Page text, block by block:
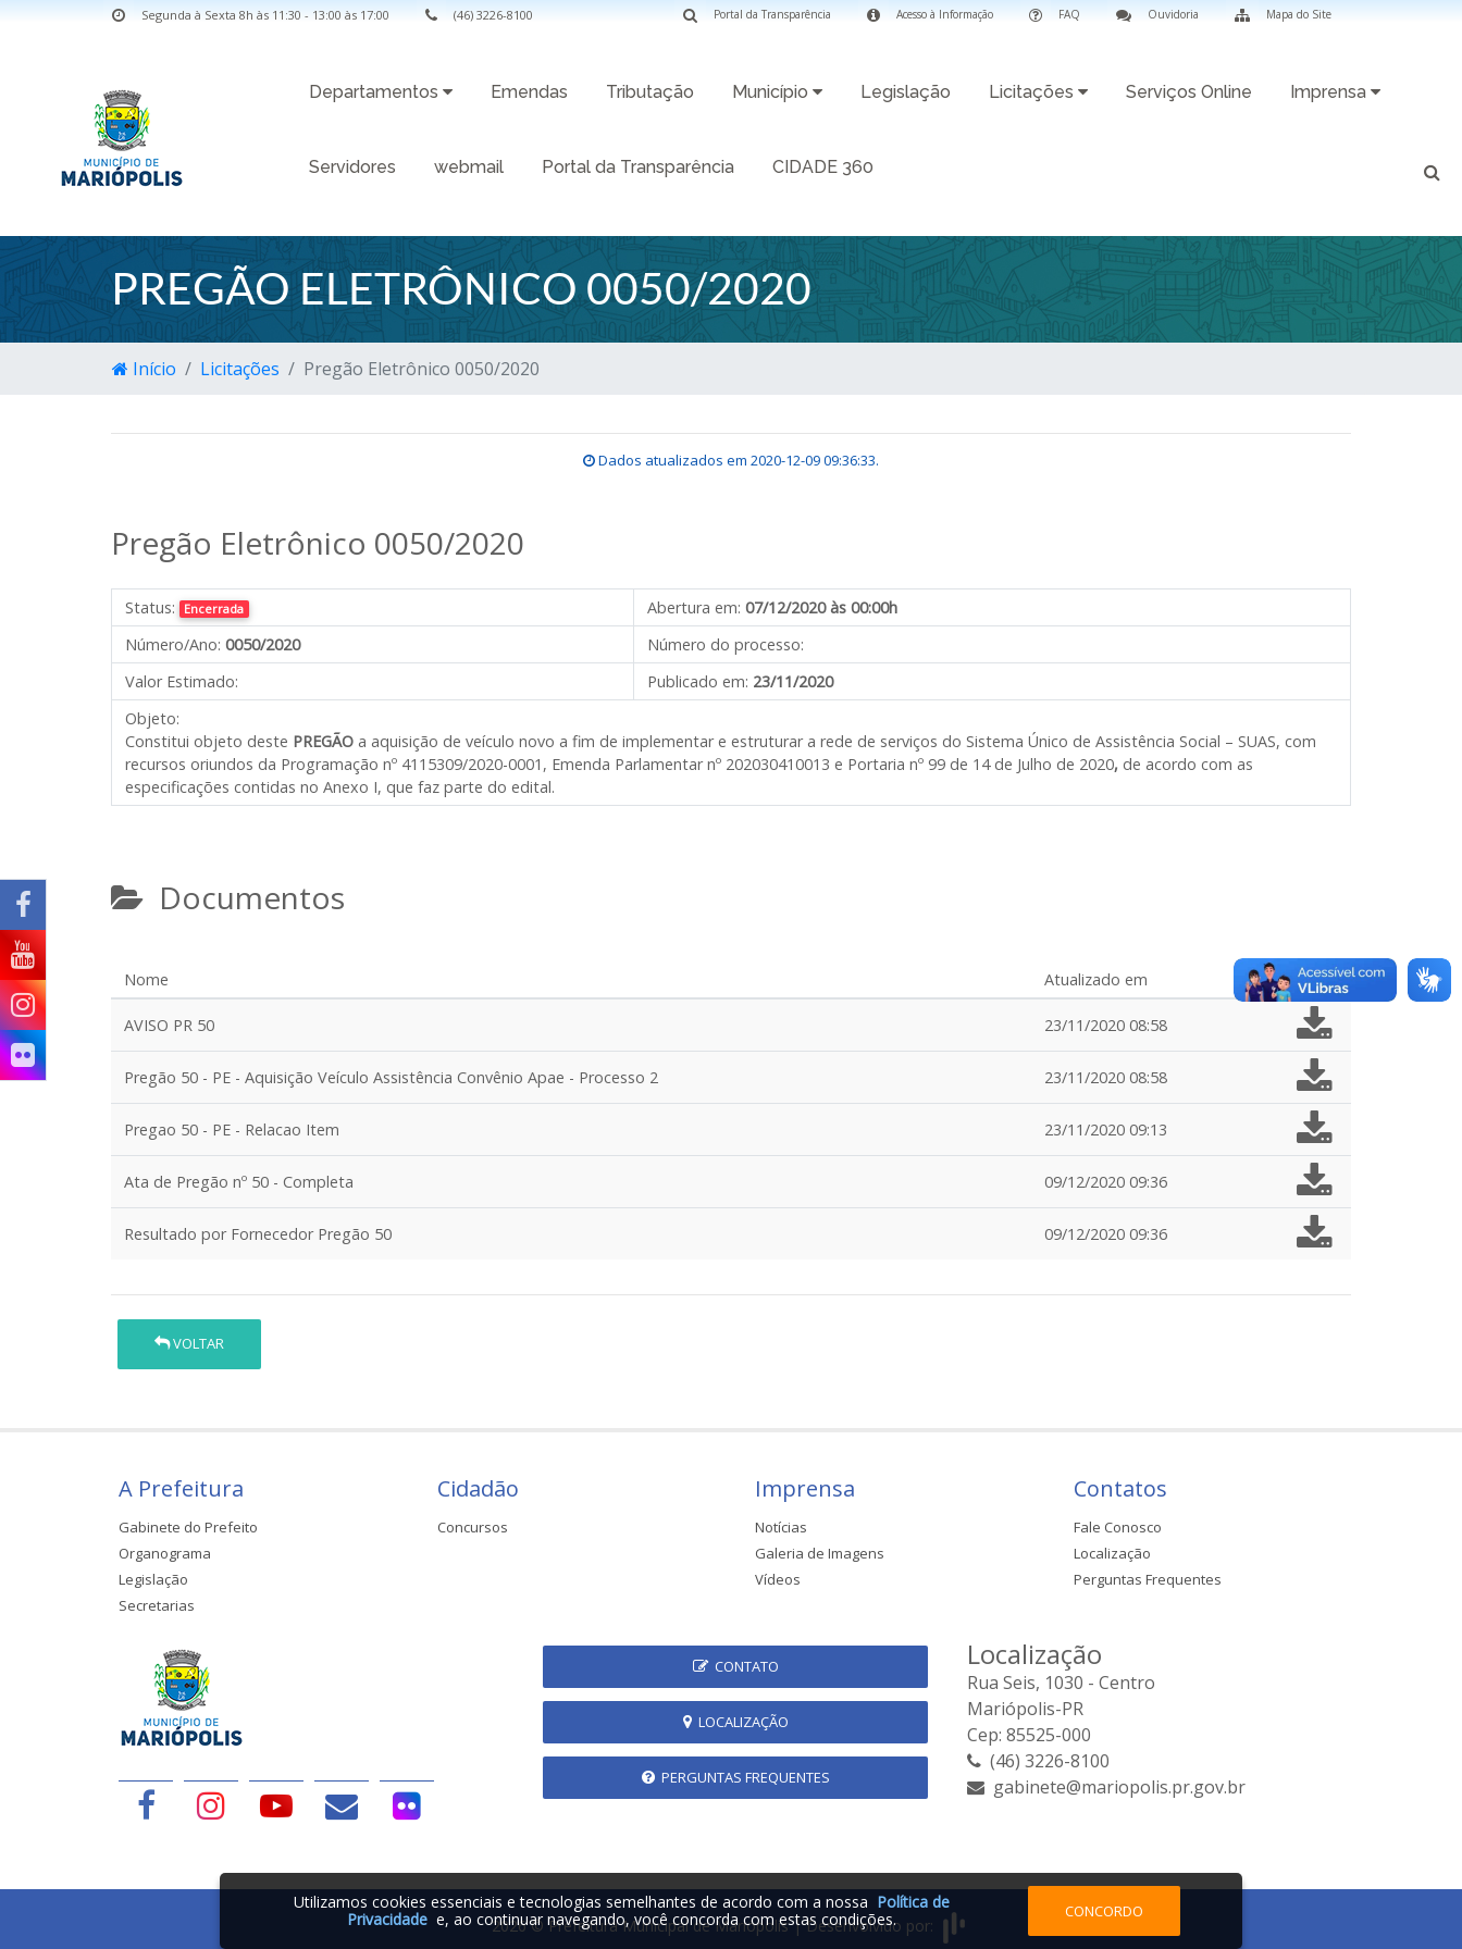
Segunda à Sexta 8h às 11:30 - 13:00 às 17:00 (46) 3226-8100 Mapa do Site
Ouvidoria
FAQ
Acesso à Informação
Portal da Transparência
Departamentos Emendas Tributação Município Legislação Licitações Serviços Online Imprensa
Servidores webmail Portal da Transparência CIDADE 360
PREGÃO ELETRÔNICO 0050/2020
Início Licitações Pregão Eletrônico 0050/2020
Dados atualizados em 2020-12-09 09:36:33.
Pregão Eletrônico 0050/2020
Status: Encerrada Abertura em: 07/12/2020 às 00:00h
Número/Ano: 0050/2020
Número do processo:
Valor Estimado:
Publicado em: 23/11/2020
Objeto:
Constitui objeto deste PREGÃO a aquisição de veículo novo a fim de implementar e estruturar a rede de serviços do Sistema Único de Assistência Social – SUAS, com
recursos oriundos da Programação nº 4115309/2020-0001, Emenda Parlamentar nº 202030410013 e Portaria nº 99 de 14 de Julho de 2020, de acordo com as
especificações contidas no Anexo I, que faz parte do edital.
Documentos
Nome Atualizado em
AVISO PR 50 23/11/2020 08:58
Pregão 50 - PE - Aquisição Veículo Assistência Convênio Apae - Processo 2 23/11/2020 08:58
Pregao 50 - PE - Relacao Item 23/11/2020 09:13
Ata de Pregão nº 50 - Completa 09/12/2020 09:36
Resultado por Fornecedor Pregão 50 09/12/2020 09:36
VOLTAR
A Prefeitura
Gabinete do Prefeito
Organograma
Legislação
Secretarias
Cidadão
Concursos
Imprensa
Notícias
Galeria de Imagens
Vídeos
Contatos
Fale Conosco
Localização
Perguntas Frequentes
CONTATO
LOCALIZAÇÃO
PERGUNTAS FREQUENTES
Localização
Rua Seis, 1030 - Centro
Mariópolis-PR
Cep: 85525-000
(46) 3226-8100
gabinete@mariopolis.pr.gov.br
2026 © Prefeitura Municipal de Mariópolis | Desenvolvido por:
Utilizamos cookies essenciais e tecnologias semelhantes de acordo com a nossa Política de
Privacidade e, ao continuar navegando, você concorda com estas condições. CONCORDO